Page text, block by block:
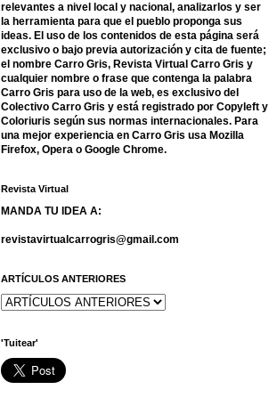
relevantes a nivel local y nacional, analizarlos y ser
la herramienta para que el pueblo proponga sus
ideas. El uso de los contenidos de esta página será
exclusivo o bajo previa autorización y cita de fuente;
el nombre Carro Gris, Revista Virtual Carro Gris y
cualquier nombre o frase que contenga la palabra
Carro Gris para uso de la web, es exclusivo del
Colectivo Carro Gris y está registrado por Copyleft y
Coloriuris según sus normas internacionales. Para
una mejor experiencia en Carro Gris usa Mozilla
Firefox, Opera o Google Chrome.
Revista Virtual
MANDA TU IDEA A:
revistavirtualcarrogris@gmail.com
ARTÍCULOS ANTERIORES
'Tuitear'